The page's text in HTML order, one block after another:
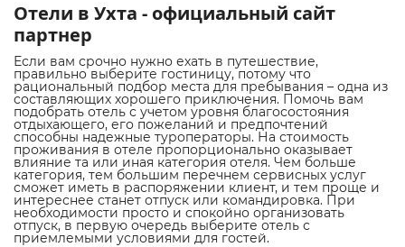
Отели в Ухта - официальный сайт
партнер
Если вам срочно нужно ехать в путешествие,
правильно выберите гостиницу, потому что
рациональный подбор места для пребывания – одна из
составляющих хорошего приключения. Помочь вам
подобрать отель с учетом уровня благосостояния
отдыхающего, его пожеланий и предпочтений
способны надежные туроператоры. На стоимость
проживания в отеле пропорционально оказывает
влияние та или иная категория отеля. Чем больше
категория, тем большим перечнем сервисных услуг
сможет иметь в распоряжении клиент, и тем проще и
интереснее станет отпуск или командировка. При
необходимости просто и спокойно организовать
отпуск, в первую очередь выберите отель с
приемлемыми условиями для гостей.